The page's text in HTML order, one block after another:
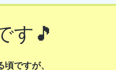
す🎵
ですが、